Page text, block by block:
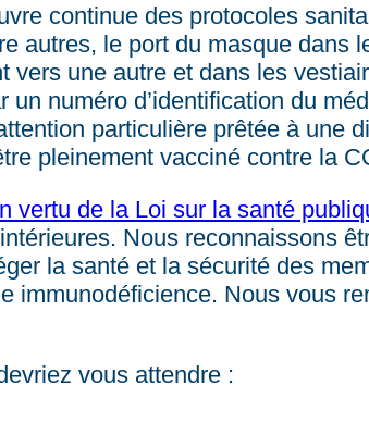
continue des protocoles
autres, le port du masque dans
vers une autre et dans les
numéro d’identification du
particulière prêtée à une
pleinement vacciné contre la
vertu de la Loi sur la santé
Nous reconnaissons
la santé et la sécurité des
immunodéficience. Nous vous
vous attendre :